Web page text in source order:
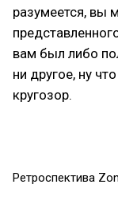
разумеется, вы
вам был либо
ни другое, ну
кругозор.
Ретроспектива